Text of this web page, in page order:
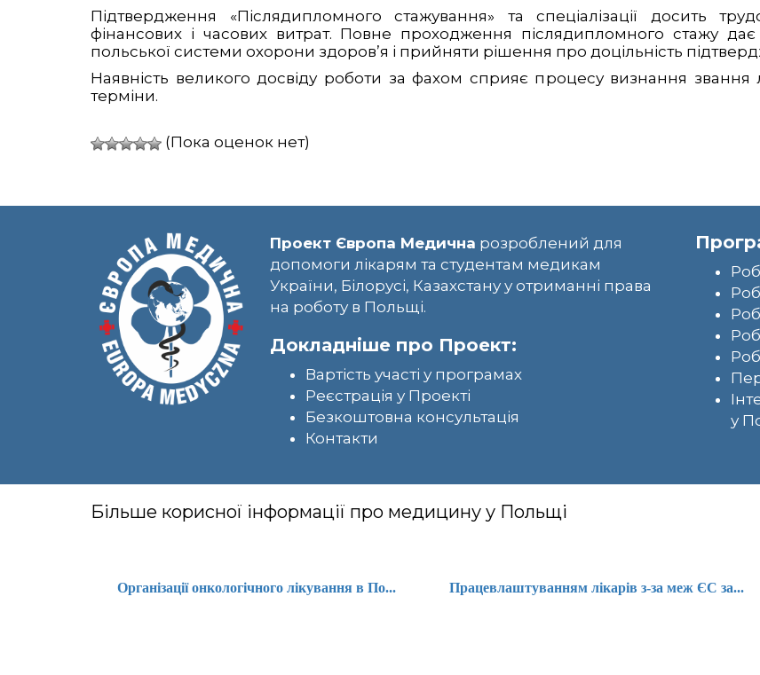
Підтвердження «Післядипломного стажування» та спеціалізації досить
фінансових і часових витрат. Повне проходження післядипломного стажу
польської системи охорони здоров’я і прийняти рішення про доцільність
Наявність великого досвіду роботи за фахом сприяє процесу визнання звання
терміни.
(Пока оценок нет)
Проект Європа Медична розроблений для
допомоги лікарям та студентам медикам
України, Білорусі, Казахстану у отриманні права
на роботу в Польщі.
Докладніше про Проект:
Вартість участі у програмах
Реєстрація у Проекті
Безкоштовна консультація
Контакти
у
Більше корисної інформації про медицину у Польщі
Організації онкологічного лікування в По... Працевлаштуванням лікарів з-за меж ЄС за...